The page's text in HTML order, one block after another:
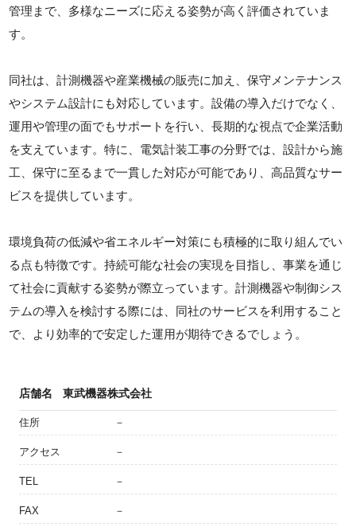
管理まで、多様なニーズに応える姿勢が高く評価されていま
す。
同社は、計測機器や産業機械の販売に加え、保守メンテナンス
やシステム設計にも対応しています。設備の導入だけでなく、
運用や管理の面でもサポートを行い、長期的な視点で企業活動
を支えています。特に、電気計装工事の分野では、設計から施
工、保守に至るまで一貫した対応が可能であり、高品質なサー
ビスを提供しています。
環境負荷の低減や省エネルギー対策にも積極的に取り組んでい
る点も特徴です。持続可能な社会の実現を目指し、事業を通じ
て社会に貢献する姿勢が際立っています。計測機器や制御シス
テムの導入を検討する際には、同社のサービスを利用すること
で、より効率的で安定した運用が期待できるでしょう。
店舗名 東武機器株式会社
住所 －
アクセス －
TEL －
FAX －